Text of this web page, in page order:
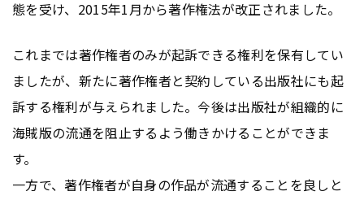
態を受け、2015年1月から著作権法が改正されました。
これまでは著作権者のみが起訴できる権利を保有してい
ましたが、新たに著作権者と契約している出版社にも起
訴する権利が与えられました。今後は出版社が組織的に
海賊版の流通を阻止するよう働きかけることができま
す。
一方で、著作権者が自身の作品が流通することを良しと